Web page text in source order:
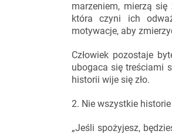
marzeniem, mierzą
która czyni ich
motywacje, aby
Człowiek pozostaje
ubogaca się treściami
historii wije się zło.
2. Nie wszystkie
„Jeśli spożyjesz,